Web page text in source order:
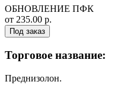
ОБНОВЛЕНИЕ ПФК
от 235.00 р.
Под заказ
Торговое название:
Преднизолон.